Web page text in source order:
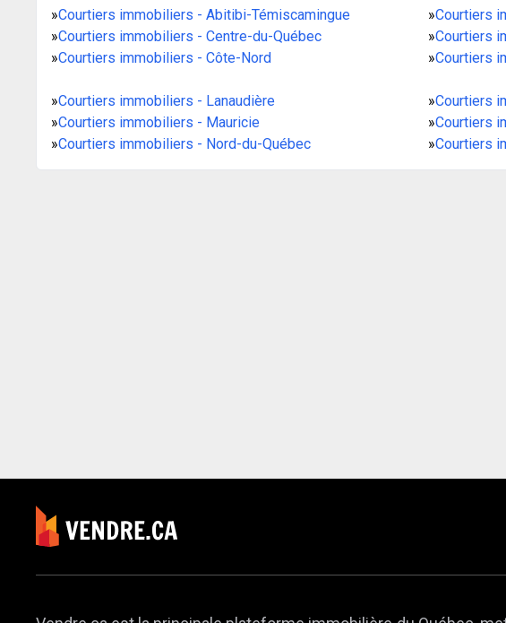
»Courtiers immobiliers - Abitibi-Témiscamingue »Courtiers
»Courtiers immobiliers - Centre-du-Québec »Courtiers
»Courtiers immobiliers - Côte-Nord »Courtiers
»Courtiers immobiliers - Lanaudière »Courtiers
»Courtiers immobiliers - Mauricie »Courtiers
»Courtiers immobiliers - Nord-du-Québec »Courtiers